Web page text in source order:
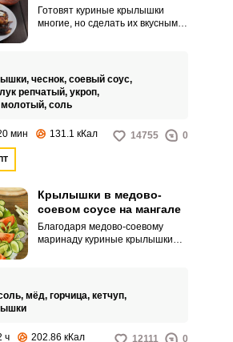
Готовят куриные крылышки
многие, но сделать их вкусными
чеснок, соевый соус,
лук репчатый, укроп,
соль
мин 131.1 кКал 14755 0
Крылышки в медово-
соевом соусе на мангале
Благодаря медово-соевому
маринаду куриные крылышки
собой на природу и запечь на
мангале.
мёд, горчица, кетчуп,
ч 202.86 кКал 12111 0